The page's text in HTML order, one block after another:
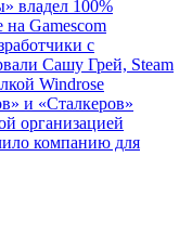
владел 100%
Gamescom
с
Сашу Грей, Steam
Windrose
и «Сталкеров»
организацией
компанию для